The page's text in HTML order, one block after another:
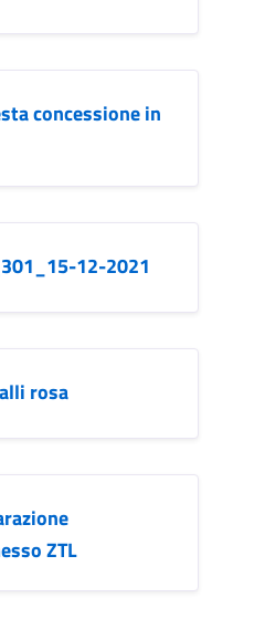
concessione in
12-2021
rosa
ZTL